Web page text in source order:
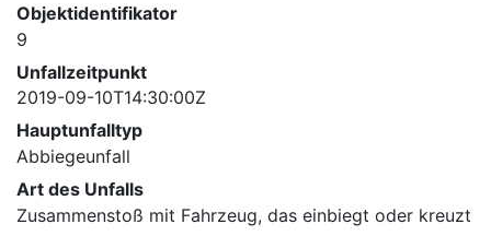
Objektidentifikator
9
Unfallzeitpunkt
2019-09-10T14:30:00Z
Hauptunfalltyp
Abbiegeunfall
Art des Unfalls
Zusammenstoß mit Fahrzeug, das einbiegt oder kreuzt